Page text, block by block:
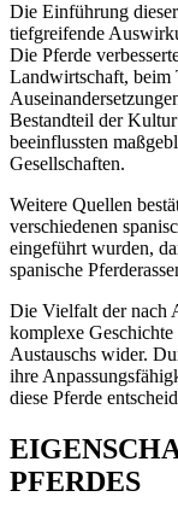
Die Einführung
tiefgreifende
Die Pferde
Landwirtschaft, beim
Bestandteil der
beeinflussten
Gesellschaften.
Weitere Quellen
verschiedenen
eingeführt wurden,
spanische
Die Vielfalt der nach
komplexe
Austauschs wider.
ihre
diese Pferde
PFERDES